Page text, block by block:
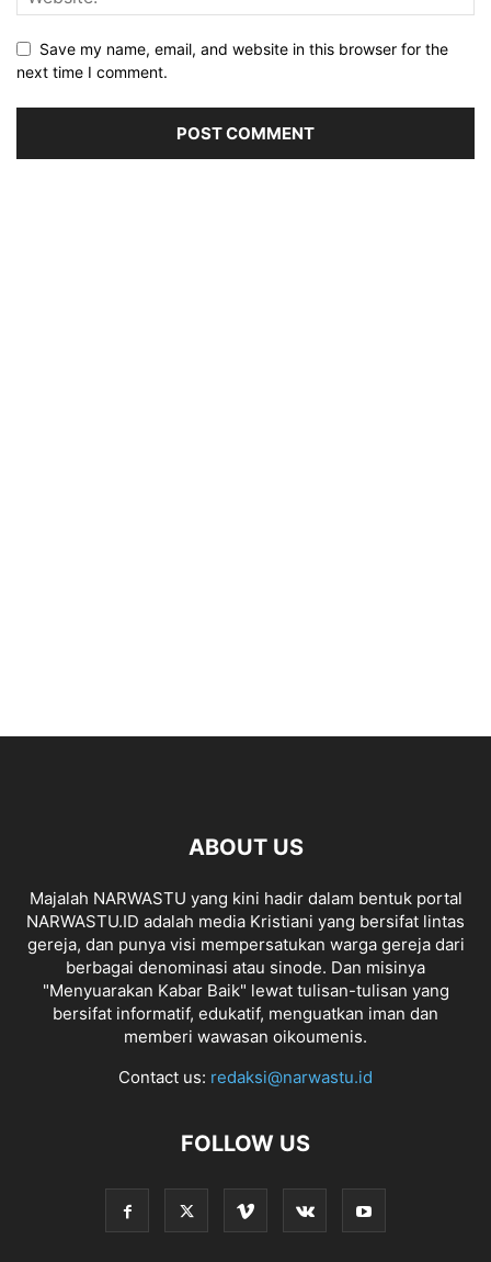
Save my name, email, and website in this browser for the
next time I comment.
ABOUT US
Majalah NARWASTU yang kini hadir dalam bentuk portal
NARWASTU.ID adalah media Kristiani yang bersifat lintas
gereja, dan punya visi mempersatukan warga gereja dari
berbagai denominasi atau sinode. Dan misinya
"Menyuarakan Kabar Baik" lewat tulisan-tulisan yang
bersifat informatif, edukatif, menguatkan iman dan
memberi wawasan oikoumenis.
Contact us: redaksi@narwastu.id
FOLLOW US